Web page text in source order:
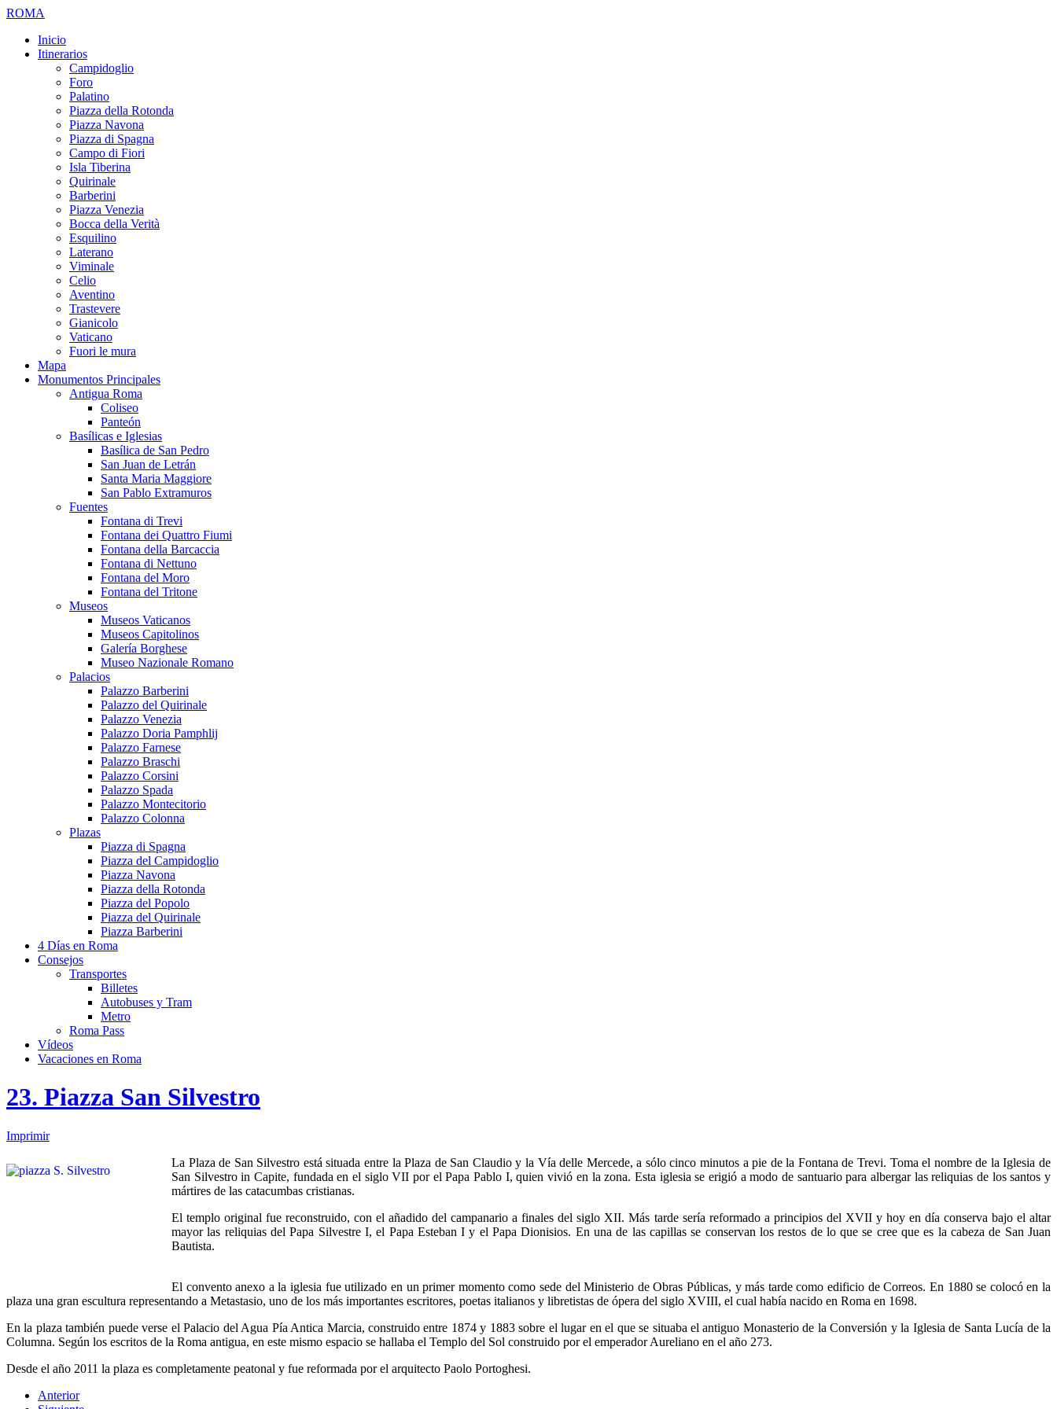
ROMA
Inicio
Itinerarios
Campidoglio
Foro
Palatino
Piazza della Rotonda
Piazza Navona
Piazza di Spagna
Campo di Fiori
Isla Tiberina
Quirinale
Barberini
Piazza Venezia
Bocca della Verità
Esquilino
Laterano
Viminale
Celio
Aventino
Trastevere
Gianicolo
Vaticano
Fuori le mura
Mapa
Monumentos Principales
Antigua Roma
Coliseo
Panteón
Basílicas e Iglesias
Basílica de San Pedro
San Juan de Letrán
Santa Maria Maggiore
San Pablo Extramuros
Fuentes
Fontana di Trevi
Fontana dei Quattro Fiumi
Fontana della Barcaccia
Fontana di Nettuno
Fontana del Moro
Fontana del Tritone
Museos
Museos Vaticanos
Museos Capitolinos
Galería Borghese
Museo Nazionale Romano
Palacios
Palazzo Barberini
Palazzo del Quirinale
Palazzo Venezia
Palazzo Doria Pamphlij
Palazzo Farnese
Palazzo Braschi
Palazzo Corsini
Palazzo Spada
Palazzo Montecitorio
Palazzo Colonna
Plazas
Piazza di Spagna
Piazza del Campidoglio
Piazza Navona
Piazza della Rotonda
Piazza del Popolo
Piazza del Quirinale
Piazza Barberini
4 Días en Roma
Consejos
Transportes
Billetes
Autobuses y Tram
Metro
Roma Pass
Vídeos
Vacaciones en Roma
23. Piazza San Silvestro
Imprimir
La Plaza de San Silvestro está situada entre la Plaza de San Claudio y la Vía delle Mercede, a sólo cinco minutos a pie de la Fontana de Trevi. Toma el nombre de la Iglesia de
San Silvestro in Capite, fundada en el siglo VII por el Papa Pablo I, quien vivió en la zona. Esta iglesia se erigió a modo de santuario para albergar las reliquias de los santos y
mártires de las catacumbas cristianas.
El templo original fue reconstruido, con el añadido del campanario a finales del siglo XII. Más tarde sería reformado a principios del XVII y hoy en día conserva bajo el altar
mayor las reliquias del Papa Silvestre I, el Papa Esteban I y el Papa Dionisios. En una de las capillas se conservan los restos de lo que se cree que es la cabeza de San Juan
Bautista.
El convento anexo a la iglesia fue utilizado en un primer momento como sede del Ministerio de Obras Públicas, y más tarde como edificio de Correos. En 1880 se colocó en la
plaza una gran escultura representando a Metastasio, uno de los más importantes escritores, poetas italianos y libretistas de ópera del siglo XVIII, el cual había nacido en Roma en 1698.
En la plaza también puede verse el Palacio del Agua Pía Antica Marcia, construido entre 1874 y 1883 sobre el lugar en el que se situaba el antiguo Monasterio de la Conversión y la Iglesia de Santa Lucía de la
Columna. Según los escritos de la Roma antigua, en este mismo espacio se hallaba el Templo del Sol construido por el emperador Aureliano en el año 273.
Desde el año 2011 la plaza es completamente peatonal y fue reformada por el arquitecto Paolo Portoghesi.
Anterior